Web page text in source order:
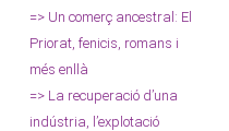
=> Un comerç ancestral: El
Priorat, fenicis, romans i
més enllà
=> La recuperació d’una
indústria, l’explotació